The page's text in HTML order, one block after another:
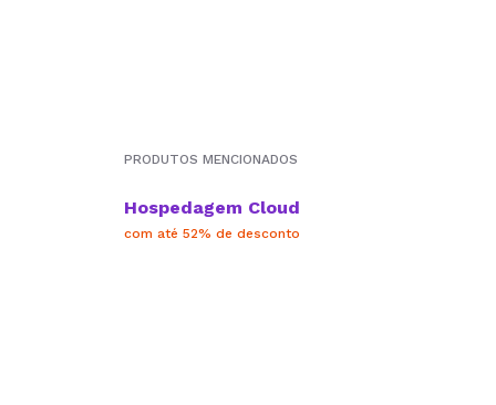
PRODUTOS MENCIONADOS
Hospedagem Cloud
com até 52% de desconto